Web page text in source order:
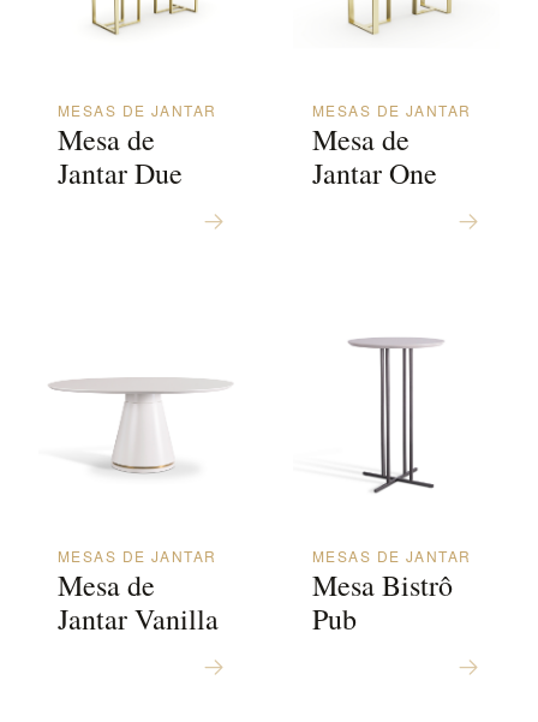
MESAS DE JANTAR
Mesa de
Jantar Due
MESAS DE JANTAR
Mesa de
Jantar One
MESAS DE JANTAR
Mesa de
Jantar Vanilla
MESAS DE JANTAR
Mesa Bistrô
Pub